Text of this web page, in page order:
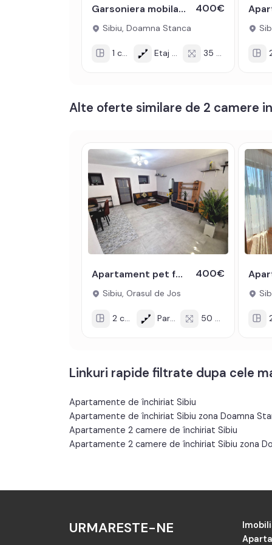
Pentru a se inchiria acest apartament se achita
Garsoniera mobilata utilata 35 mp cu loc de parcare zona Doamna Stanca 400€
Sibiu, Doamna Stanca
1 cam Etaj 6/8 35 mp
Alte oferte similare de 2 camere
Apartament pet friendly cu 2 camere in zona Orasul de Jos din Sibiu 400€
Sibiu, Orasul de Jos
2 cam Parter 50 mp
Linkuri rapide filtrate dupa cele
Apartamente de închiriat Sibiu
Apartamente de închiriat Sibiu zona Doamna
Apartamente 2 camere de închiriat Sibiu
Apartamente 2 camere de închiriat Sibiu zona